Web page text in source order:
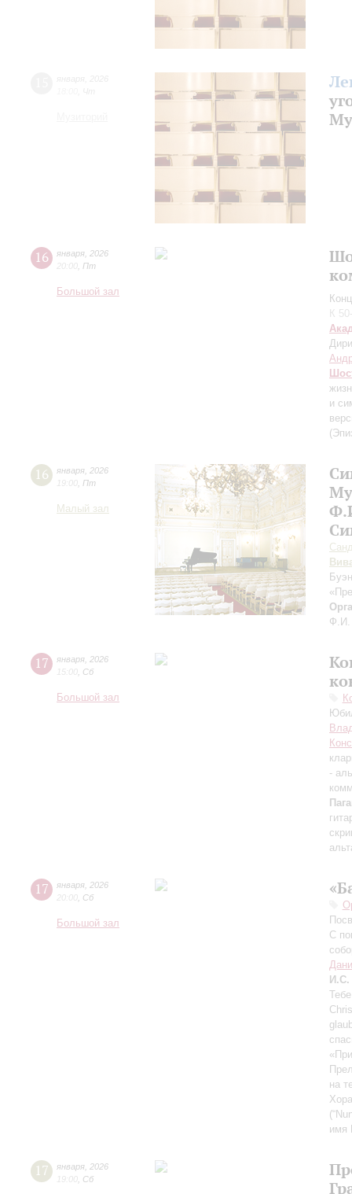
16 января 2026
20:00 Пт
Большой зал
К
и
16 января 2026
19:00 Пт
Малый зал
Ф.И.
17 января 2026
15:00 Сб
Большой зал
-
17 января 2026
20:00 Сб
Большой зал
С
И.С.
на
имя
17 января 2026
19:00 Сб